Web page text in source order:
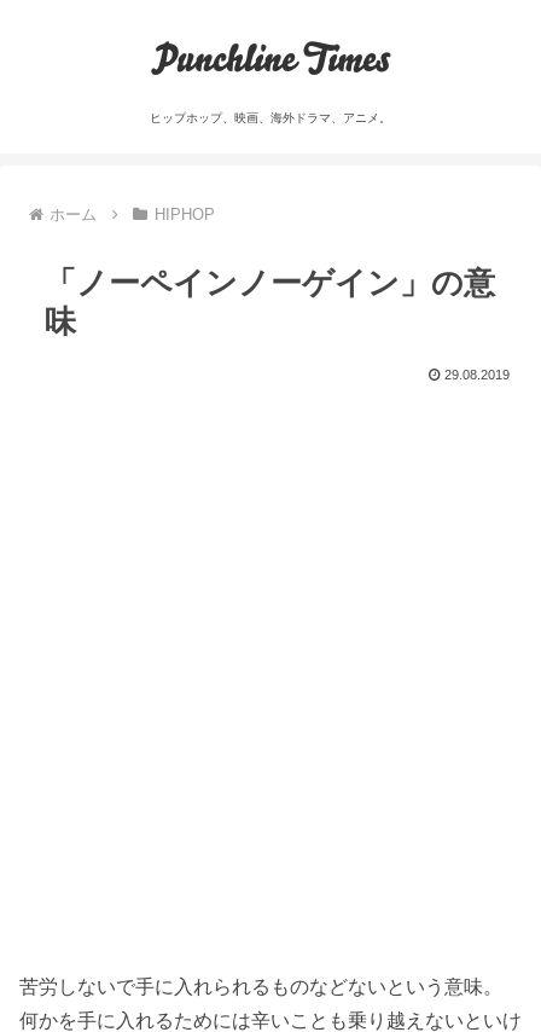
Punchline Times
ヒップホップ、映画、海外ドラマ、アニメ。
ホーム HIPHOP
「ノーペインノーゲイン」の意
味
29.08.2019
苦労しないで手に入れられるものなどないという意味。
何かを手に入れるためには辛いことも乗り越えないといけ